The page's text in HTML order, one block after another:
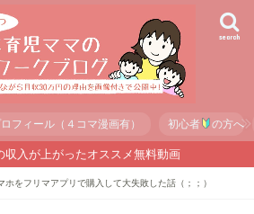
search
フィール（４コマ漫画有） 初心者 の方へ
収入が上がったオススメ無料動画
ホをフリマアプリで購入して大失敗した話（；；）